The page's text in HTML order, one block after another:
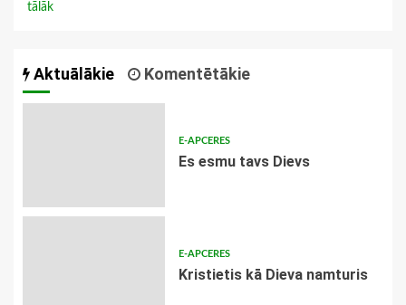
tālāk
Aktuālākie Komentētākie
E-APCERES
Es esmu tavs Dievs
E-APCERES
Kristietis kā Dieva namturis